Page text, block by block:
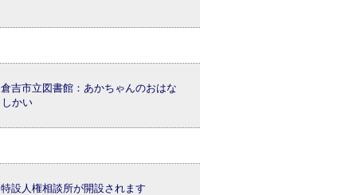
倉吉市立図書館：あかちゃんのおはな
しかい
特設人権相談所が開設されます